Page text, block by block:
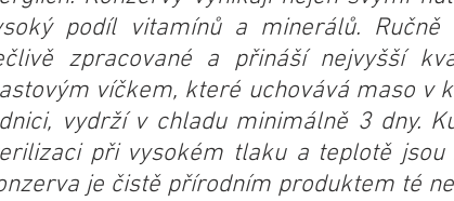
podíl vitamínů a minerálů.
zpracované a přináší nejvyšší
víčkem, které uchovává maso v
vydrží v chladu minimálně 3 dny.
při vysokém tlaku a teplotě
je čistě přírodním produktem té